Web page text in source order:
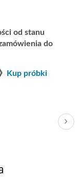
od stanu
do
Kup próbki